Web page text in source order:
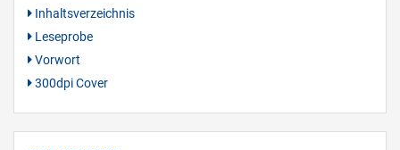
Inhaltsverzeichnis
Leseprobe
Vorwort
300dpi Cover